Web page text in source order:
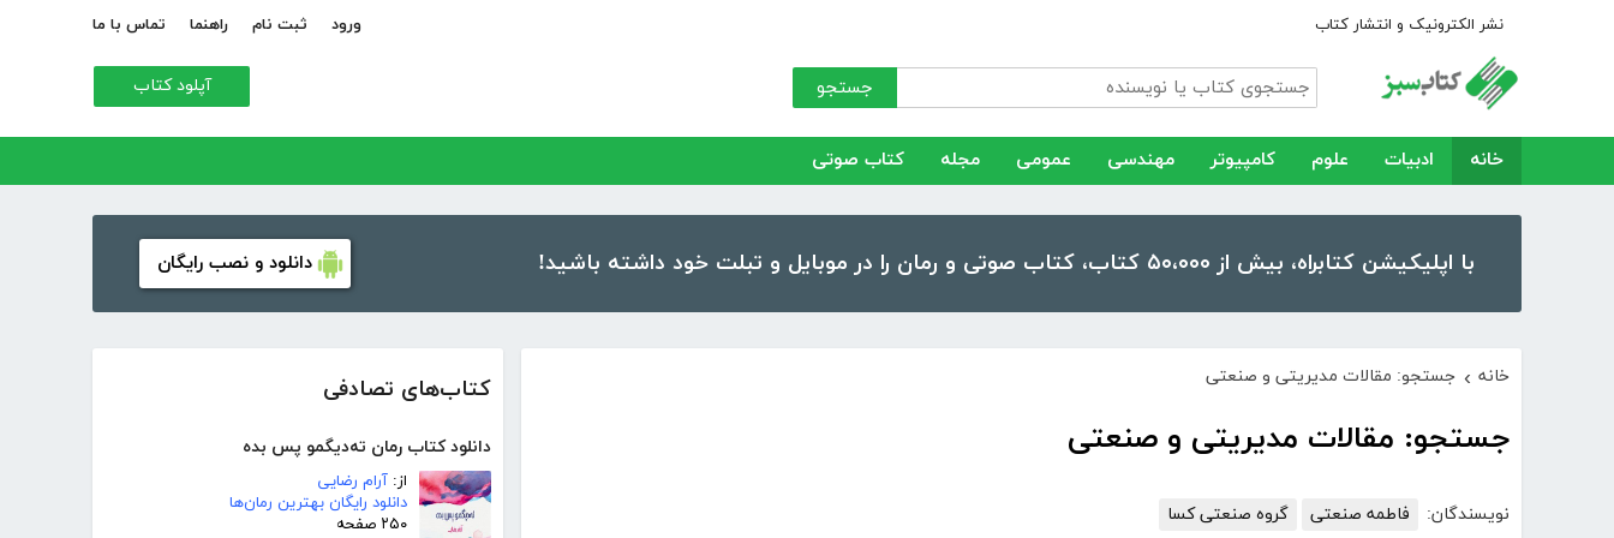
نشر الکترونیک و انتشار کتاب ورود ثبت نام راهنما تماس با ما
جستجو آپلود کتاب
خانه ادبیات علوم کامپیوتر مهندسی عمومی مجله کتاب صوتی
با اپلیکیشن کتابراه، بیش از ۵۰،۰۰۰ کتاب، کتاب صوتی و رمان را در موبایل و تبلت خود داشته باشید! دانلود و نصب رایگان
کتاب‌های تصادفی
دانلود کتاب رمان ته‌دیگمو پس بده
از: آرام رضایی
دانلود رایگان بهترین رمان‌ها
۲۵۰ صفحه
خانه › جستجو: مقالات مدیریتی و صنعتی
جستجو: مقالات مدیریتی و صنعتی
نویسندگان: فاطمه صنعتی گروه صنعتی کسا